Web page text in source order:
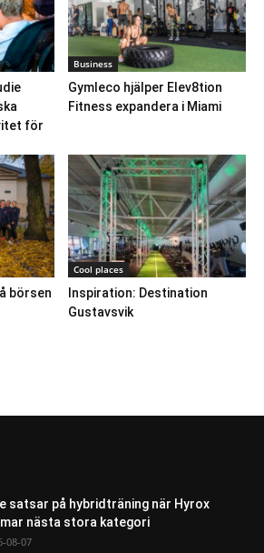
för
Business
Gymleco hjälper Elev8tion
Fitness expandera i Miami
börsen
Cool places
Inspiration: Destination
Gustavsvik
satsar på hybridträning när Hyrox
nästa stora kategori
08-07